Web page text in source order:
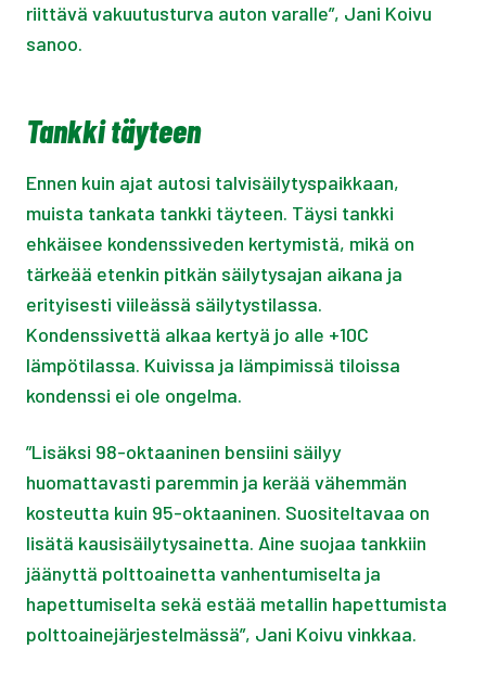
riittävä vakuutusturva auton varalle”, Jani Koivu
sanoo.
Tankki täyteen
Ennen kuin ajat autosi talvisäilytyspaikkaan,
muista tankata tankki täyteen. Täysi tankki
ehkäisee kondenssiveden kertymistä, mikä on
tärkeää etenkin pitkän säilytysajan aikana ja
erityisesti viileässä säilytystilassa.
Kondenssivettä alkaa kertyä jo alle +10C
lämpötilassa. Kuivissa ja lämpimissä tiloissa
kondenssi ei ole ongelma.
”Lisäksi 98-oktaaninen bensiini säilyy
huomattavasti paremmin ja kerää vähemmän
kosteutta kuin 95-oktaaninen. Suositeltavaa on
lisätä kausisäilytysainetta. Aine suojaa tankkiin
jäänyttä polttoainetta vanhentumiselta ja
hapettumiselta sekä estää metallin hapettumista
polttoainejärjestelmässä”, Jani Koivu vinkkaa.